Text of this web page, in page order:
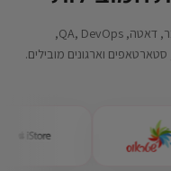
בוגרי ג'ון ברייס משתלבים בתפקידי פיתוח, סייבר, דאטה, QA, DevOps,
וארגונים מובילים.